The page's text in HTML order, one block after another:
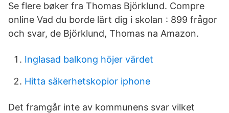
Se flere bøker fra Thomas Björklund. Compre
online Vad du borde lärt dig i skolan : 899 frågor
och svar, de Björklund, Thomas na Amazon.
Inglasad balkong höjer värdet
Hitta säkerhetskopior iphone
Det framgår inte av kommunens svar vilket